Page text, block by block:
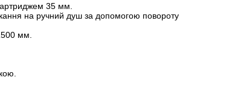
35 мм.
на ручний душ за допомогою повороту
мм.